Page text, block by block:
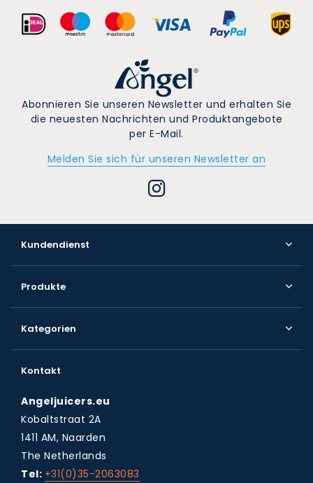
Abonnieren Sie unseren Newsletter und erhalten Sie
die neuesten Nachrichten und Produktangebote
per E-Mail.
Melden Sie sich für unseren Newsletter an
Kundendienst
Produkte
Kategorien
Kontakt
Angeljuicers.eu
Kobaltstraat 2A
1411 AM, Naarden
The Netherlands
Tel: +31(0)35-2063083